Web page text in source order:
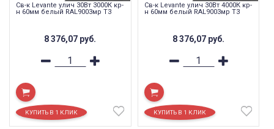
Св-к Levante улич 30Вт 3000К кр-
н 60мм белый RAL9003мр T3
8 376,07 руб.
Св-к Levante улич 30Вт 4000К кр-
н 60мм белый RAL9003мр T3
8 376,07 руб.